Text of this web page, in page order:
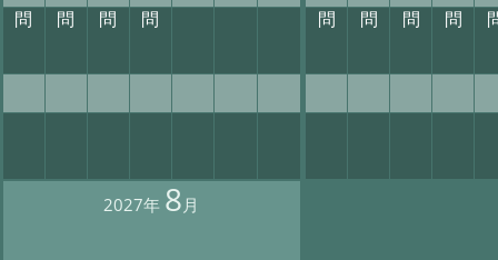
問 問 問 問 問 問 問 問
2027年 8月